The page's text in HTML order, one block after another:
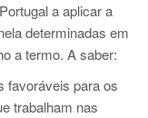
a aplicar a
determinadas em
a termo. A saber:
favoráveis para os
trabalham nas